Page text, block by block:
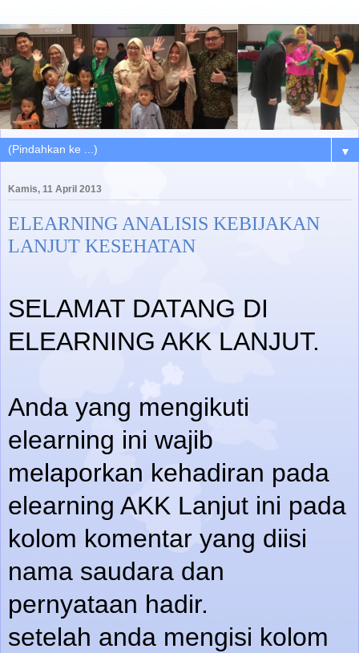
▼
Kamis, 11 April 2013
ELEARNING ANALISIS KEBIJAKAN
LANJUT KESEHATAN
SELAMAT DATANG DI
ELEARNING AKK LANJUT.
Anda yang mengikuti
elearning ini wajib
melaporkan kehadiran pada
elearning AKK Lanjut ini pada
kolom komentar yang diisi
nama saudara dan
pernyataan hadir.
setelah anda mengisi kolom